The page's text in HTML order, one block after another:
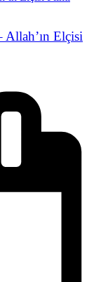
Allah’ın Elçisi